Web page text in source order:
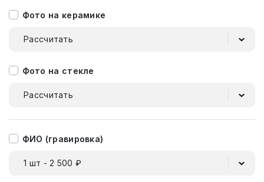
Фото на керамике
Рассчитать
Фото на стекле
Рассчитать
ФИО (гравировка)
1 шт - 2 500 ₽